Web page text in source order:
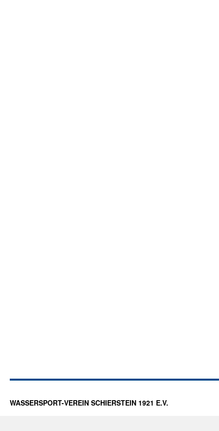
WASSERSPORT-VEREIN SCHIERSTEIN 1921 E.V.